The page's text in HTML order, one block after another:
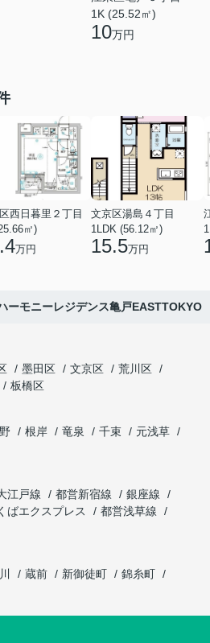
1K (25.52㎡)
10万円
西日暮里２丁目
㎡)
万円
文京区湯島４丁目
1LDK (56.12㎡)
15.5万円
ーモニーレジデンス亀戸EASTTOKYO
墨田区 文京区
荒川区
板橋区
根岸 竜泉 千束
元浅草
江戸線 都営新宿線
銀座線
ばエクスプレス
都営浅草線
蔵前 新御徒町
錦糸町